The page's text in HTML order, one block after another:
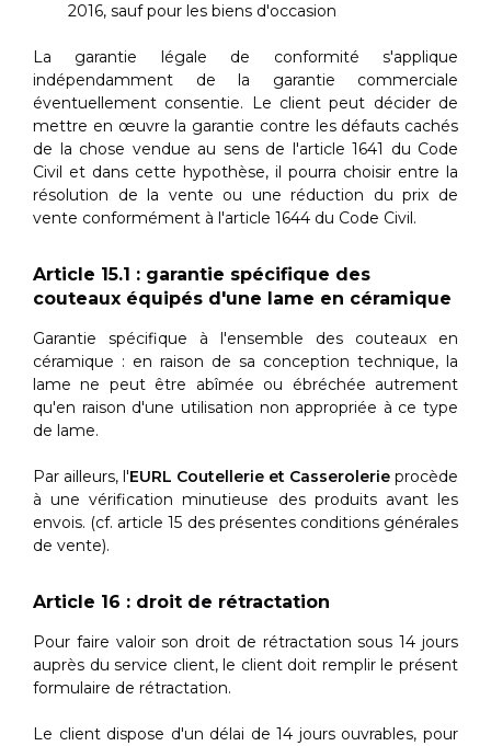
2016, sauf pour les biens d'occasion
La garantie légale de conformité s'applique
indépendamment de la garantie commerciale
éventuellement consentie. Le client peut décider de
mettre en œuvre la garantie contre les défauts cachés
de la chose vendue au sens de l'article 1641 du Code
Civil et dans cette hypothèse, il pourra choisir entre la
résolution de la vente ou une réduction du prix de
vente conformément à l'article 1644 du Code Civil.
Article 15.1 : garantie spécifique des
couteaux équipés d'une lame en céramique
Garantie spécifique à l'ensemble des couteaux en
céramique : en raison de sa conception technique, la
lame ne peut être abîmée ou ébréchée autrement
qu'en raison d'une utilisation non appropriée à ce type
de lame.
Par ailleurs, l'EURL Coutellerie et Casserolerie procède
à une vérification minutieuse des produits avant les
envois. (cf. article 15 des présentes conditions générales
de vente).
Article 16 : droit de rétractation
Pour faire valoir son droit de rétractation sous 14 jours
auprès du service client, le client doit remplir le présent
formulaire de rétractation.
Le client dispose d'un délai de 14 jours ouvrables, pour